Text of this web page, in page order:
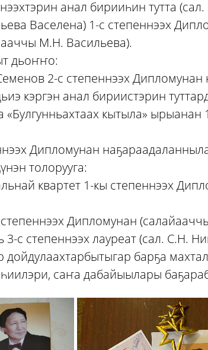
анал бирииһин тутта
Васелена) 1-с степеннээх
М.Н. Васильева).
дьоҥҥо:
2-с степеннээх Дипломунан
кэргэн анал бириистэрин
кытыла» ырыанан
Дипломунан
толорууга:
квартет 1-кы степеннээх
степеннээх Дипломунан
с степеннээх лауреат (сал. С.Н.
барҕа махтал
саҥа дабайыылары